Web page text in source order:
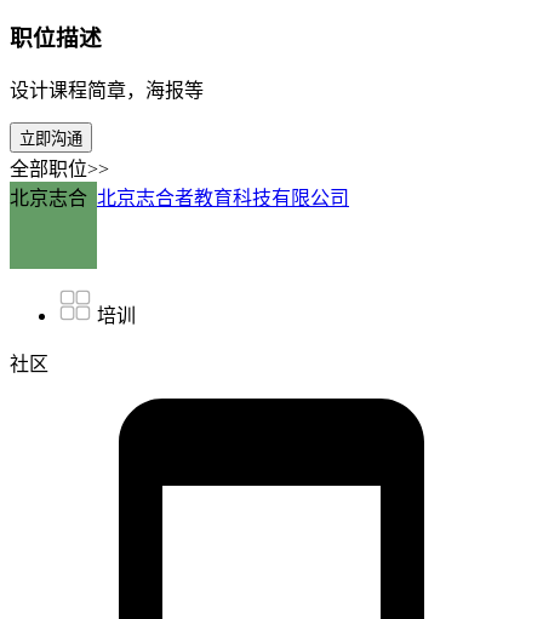
职位描述
设计课程简章，海报等
立即沟通
全部职位>>
北京志合 北京志合者教育科技有限公司
培训
社区